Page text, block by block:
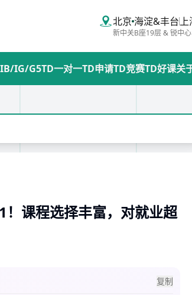
北京 海淀&丰台上
新中关B座19层 & 锐中
IG/G5TD一对一TD申请TD竞赛TD好课关
课程选择丰富，对就业超
复制